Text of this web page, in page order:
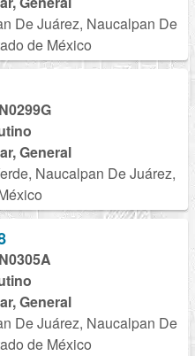
De Juárez, Naucalpan De
de México
General
Naucalpan De Juárez,
General
De Juárez, Naucalpan De
de México